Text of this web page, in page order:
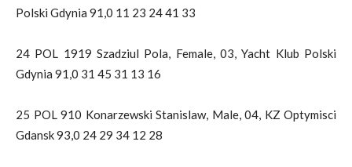
Polski Gdynia 91,0 11 23 24 41 33
24 POL 1919 Szadziul Pola, Female, 03, Yacht Klub Polski
Gdynia 91,0 31 45 31 13 16
25 POL 910 Konarzewski Stanislaw, Male, 04, KZ Optymisci
Gdansk 93,0 24 29 34 12 28